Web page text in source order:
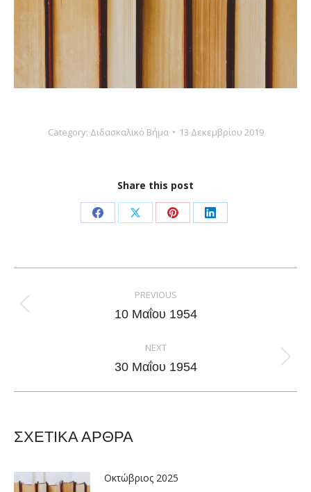
Category: Διδασκαλικό Βήμα 13 Δεκεμβρίου 2019
Share this post
Share
Facebook
Share
X
Share
Pinterest
Share
LinkedIn
navigation
PREVIOUS
Previous
10 Μαΐου 1954
NEXT
Next
30 Μαΐου 1954
ΣΧΕΤΙΚΑ ΑΡΘΡΑ
Οκτώβριος 2025